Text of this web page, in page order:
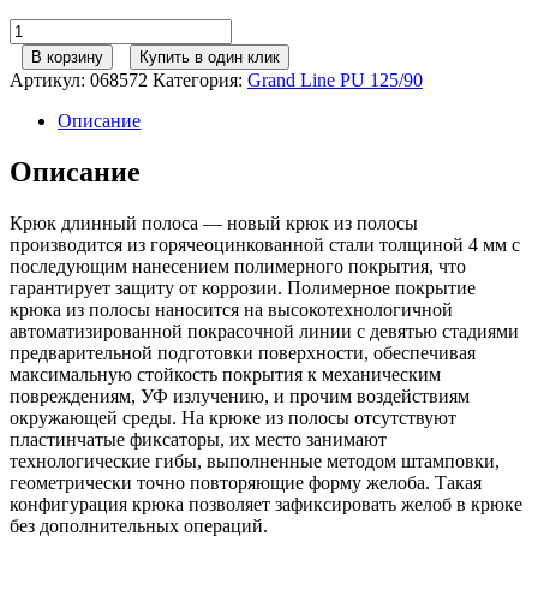
Количество
товара
Крюк
длинный
полоса
PU
125
RAL
8017
шоколад
В корзину Купить в один клик
Артикул: 068572 Категория: Grand Line РU 125/90
Описание
Описание
Крюк длинный полоса — новый крюк из полосы
производится из горячеоцинкованной стали толщиной 4 мм с
последующим нанесением полимерного покрытия, что
гарантирует защиту от коррозии. Полимерное покрытие
крюка из полосы наносится на высокотехнологичной
автоматизированной покрасочной линии с девятью стадиями
предварительной подготовки поверхности, обеспечивая
максимальную стойкость покрытия к механическим
повреждениям, УФ излучению, и прочим воздействиям
окружающей среды. На крюке из полосы отсутствуют
пластинчатые фиксаторы, их место занимают
технологические гибы, выполненные методом штамповки,
геометрически точно повторяющие форму желоба. Такая
конфигурация крюка позволяет зафиксировать желоб в крюке
без дополнительных операций.